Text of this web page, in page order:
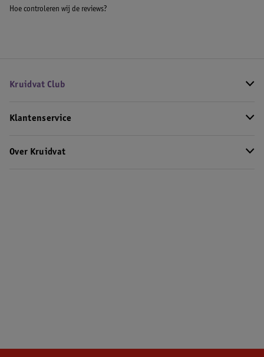
Hoe controleren wij de reviews?
Kruidvat Club
Klantenservice
Over Kruidvat